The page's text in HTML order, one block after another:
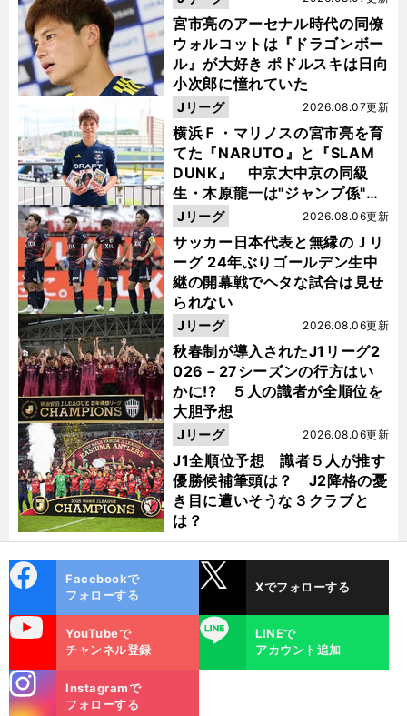
宮市亮のアーセナル時代の同僚
ウォルコットは『ドラゴンボー
ル』が大好き ポドルスキは日向
小次郎に憧れていた
横浜Ｆ・マリノスの宮市亮を育
てた『NARUTO』と『SLAM
DUNK』 中京大中京の同級
生・木原龍一は"ジャンプ係"だ
った
2026.08.07更新
Jリーグ
サッカー日本代表と無縁のＪリ
ーグ 24年ぶりゴールデン生中
継の開幕戦でヘタな試合は見せ
られない
2026.08.06更新
Jリーグ
秋春制が導入されたJ1リーグ2
026－27シーズンの行方はい
かに!? ５人の識者が全順位を
大胆予想
2026.08.06更新
Jリーグ
J1全順位予想 識者５人が推す
優勝候補筆頭は？ J2降格の憂
き目に遭いそうな３クラブと
は？
2026.08.06更新
Jリーグ
ok
Facebookで
フォローする
Xでフォローする
YouTubeで
チャンネル登録
LINE
LINEで
アカウント追加
m
Instagramで
フォローする